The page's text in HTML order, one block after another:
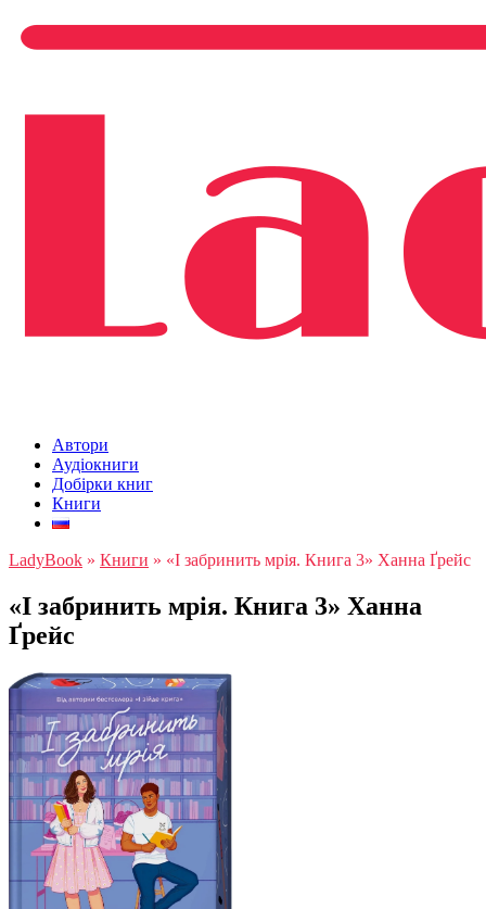
Автори
Аудіокниги
Добірки книг
Книги
LadyBook » Книги » «І забринить мрія. Книга 3» Ханна Ґрейс
«І забринить мрія. Книга 3» Ханна
Ґрейс